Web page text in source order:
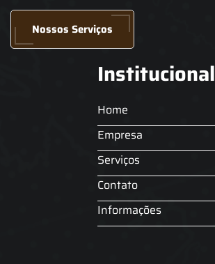
Nossos Serviços
Institucional
Home
Empresa
Serviços
Contato
Informações